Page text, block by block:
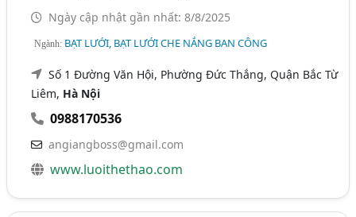
Ngày cập nhật gần nhất: 8/8/2025
Ngành: BẠT LƯỚI, BẠT LƯỚI CHE NẮNG BAN CÔNG
Số 1 Đường Văn Hội, Phường Đức Thắng, Quận Bắc Từ
Liêm, Hà Nội
0988170536
angiangboss@gmail.com
www.luoithethao.com